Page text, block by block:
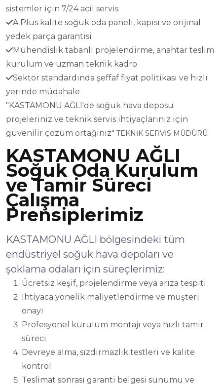
sistemler için 7/24 acil servis
A Plus kalite soğuk oda paneli, kapısı ve orijinal
yedek parça garantisi
Mühendislik tabanlı projelendirme, anahtar teslim
kurulum ve uzman teknik kadro
Sektör standardında şeffaf fiyat politikası ve hızlı
yerinde müdahale
"KASTAMONU AĞLI'de soğuk hava deposu
projeleriniz ve teknik servis ihtiyaçlarınız için
güvenilir çözüm ortağınız" TEKNİK SERVİS MÜDÜRÜ
KASTAMONU AĞLI
Soğuk Oda Kurulum
ve Tamir Süreci
Çalışma
Prensiplerimiz
KASTAMONU AĞLI bölgesindeki tüm
endüstriyel soğuk hava depoları ve
şoklama odaları için süreçlerimiz:
Ücretsiz keşif, projelendirme veya arıza tespiti
İhtiyaca yönelik maliyetlendirme ve müşteri
onayı
Profesyonel kurulum montajı veya hızlı tamir
süreci
Devreye alma, sızdırmazlık testleri ve kalite
kontrol
Teslimat sonrası garanti belgesi sunumu ve